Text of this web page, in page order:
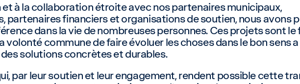
et à la collaboration étroite avec nos partenaires municipaux,
partenaires financiers et organisations de soutien, nous avons
dans la vie de nombreuses personnes. Ces projets sont le
volonté commune de faire évoluer les choses dans le bon sens
solutions concrètes et durables.
par leur soutien et leur engagement, rendent possible cette